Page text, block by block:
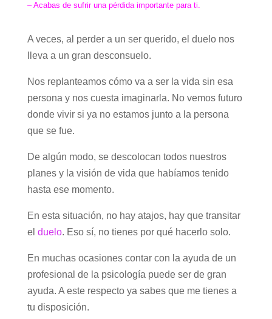
– Acabas de sufrir una pérdida importante para ti.
A veces, al perder a un ser querido, el duelo nos
lleva a un gran desconsuelo.
Nos replanteamos cómo va a ser la vida sin esa
persona y nos cuesta imaginarla. No vemos futuro
donde vivir si ya no estamos junto a la persona
que se fue.
De algún modo, se descolocan todos nuestros
planes y la visión de vida que habíamos tenido
hasta ese momento.
En esta situación, no hay atajos, hay que transitar
el duelo. Eso sí, no tienes por qué hacerlo solo.
En muchas ocasiones contar con la ayuda de un
profesional de la psicología puede ser de gran
ayuda. A este respecto ya sabes que me tienes a
tu disposición.